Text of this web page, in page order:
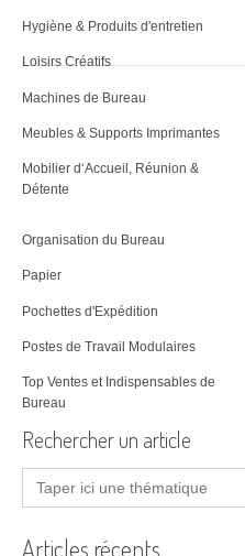
Hygiène & Produits d'entretien
Loisirs Créatifs
Machines de Bureau
Meubles & Supports Imprimantes
Mobilier d‘Accueil, Réunion &
Détente
Organisation du Bureau
Papier
Pochettes d'Expédition
Postes de Travail Modulaires
Top Ventes et Indispensables de
Bureau
Rechercher un article
Search
for:
Articles récents